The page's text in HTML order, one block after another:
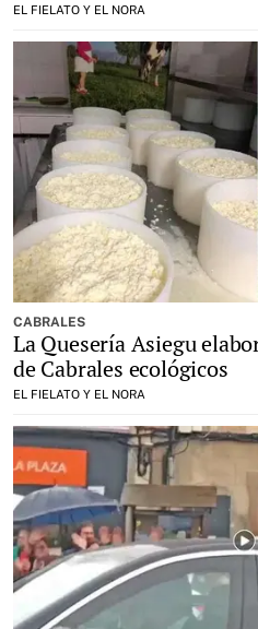
EL FIELATO Y EL NORA
CABRALES
La Quesería Asiegu
de Cabrales ecológicos
EL FIELATO Y EL NORA